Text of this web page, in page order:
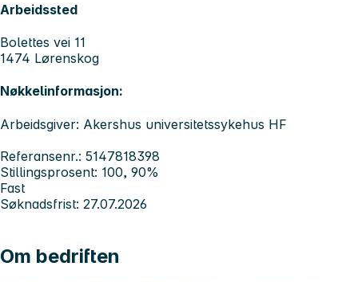
Arbeidssted
Bolettes vei 11
1474 Lørenskog
Nøkkelinformasjon:
Arbeidsgiver: Akershus universitetssykehus HF
Referansenr.: 5147818398
Stillingsprosent: 100, 90%
Fast
Søknadsfrist: 27.07.2026
Om bedriften